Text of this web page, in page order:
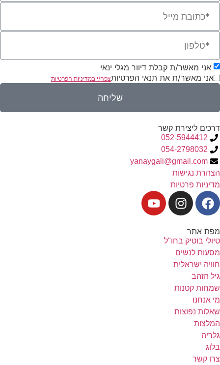
אני מאשר/ת קבלת דיוור מגלי ינאי
אני מאשר/ת את תנאי הפרטיותצפה/י במדיניות הפרטיות
שליחה
דרכים ליצירת קשר
052-5944412
054-2798032
yanaygali@gmail.com
הצהרת נגישות
מדיניות פרטיות
מפת אתר
טיולי בוטיק בחו"ל
מסעות לנשים
חוויה ישראלית
גיל הזהב
שמחות קטנות
מי אנחנו
שאלות נפוצות
המלצות
גלריה
בלוג
צרו קשר